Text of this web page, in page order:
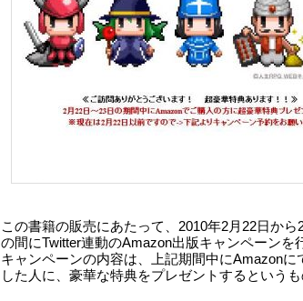
この書籍の販売にあたって、2010年2月22日から
の間にTwitter連動のAmazon出版キャンペーンを
キャンペーンの内容は、上記期間中にAmazonに
した人に、豪華な特典をプレゼントするというも